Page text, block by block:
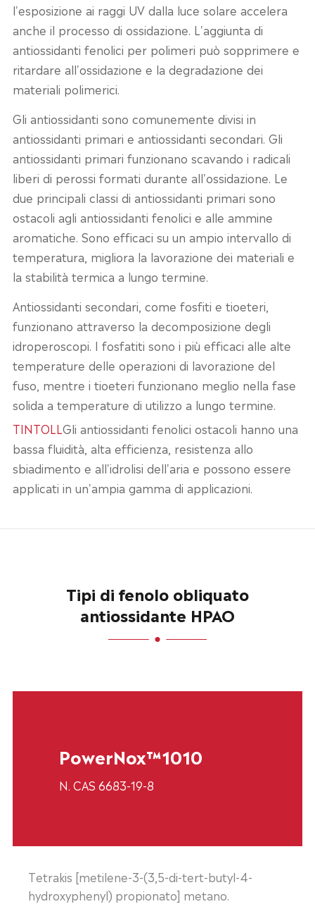
l'esposizione ai raggi UV dalla luce solare accelera
anche il processo di ossidazione. L'aggiunta di
antiossidanti fenolici per polimeri può sopprimere e
ritardare all'ossidazione e la degradazione dei
materiali polimerici.
Gli antiossidanti sono comunemente divisi in
antiossidanti primari e antiossidanti secondari. Gli
antiossidanti primari funzionano scavando i radicali
liberi di perossi formati durante all'ossidazione. Le
due principali classi di antiossidanti primari sono
ostacoli agli antiossidanti fenolici e alle ammine
aromatiche. Sono efficaci su un ampio intervallo di
temperatura, migliora la lavorazione dei materiali e
la stabilità termica a lungo termine.
Antiossidanti secondari, come fosfiti e tioeteri,
funzionano attraverso la decomposizione degli
idroperoscopi. I fosfatiti sono i più efficaci alle alte
temperature delle operazioni di lavorazione del
fuso, mentre i tioeteri funzionano meglio nella fase
solida a temperature di utilizzo a lungo termine.
TINTOLL Gli antiossidanti fenolici ostacoli hanno una
bassa fluidità, alta efficienza, resistenza allo
sbiadimento e all'idrolisi dell'aria e possono essere
applicati in un'ampia gamma di applicazioni.
Tipi di fenolo obliquato
antiossidante HPAO
PowerNox™1010
N. CAS 6683-19-8
Tetrakis [metilene-3-(3,5-di-tert-butyl-4-
hydroxyphenyl) propionato] metano.